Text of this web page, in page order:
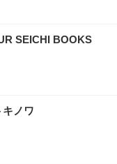
SEICHI BOOKS
ノワ